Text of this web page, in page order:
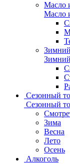
Масло
Масло
Сезонный
Сезонный
Зима
Весна
Лето
Осень
Алкоголь